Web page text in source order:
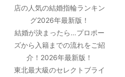
店の人気の結婚指輪ランキン
グ2026年最新版！
結婚が決まったら…プロポー
ズから入籍までの流れをご紹
介！2026年最新版！
東北最大級のセレクトブライ